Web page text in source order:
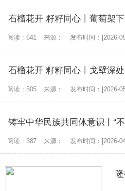
石榴花开 籽籽同心丨葡萄架
阅读：641 来源： 发布时间：[2026-
阅读：505 来源： 发布时间：[2026-
铸牢中华民族共同体意识丨“
阅读：387 来源： 发布时间：[2026-